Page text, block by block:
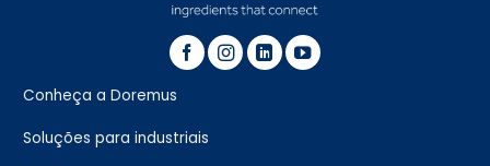
Conheça a Doremus
Soluções para industriais